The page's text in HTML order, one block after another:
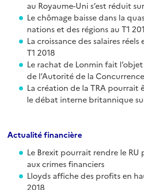
au Royaume-Uni s’est réduit
Le chômage baisse dans la
nations et des régions au T1
La croissance des salaires réels
T1 2018
Le rachat de Lonmin fait
de l’Autorité de la
La création de la TRA pourrait
le débat interne britannique
Actualitéfinancière
Le Brexit pourrait rendre le RU
aux crimes financiers
Lloyds affiche des profits en
2018